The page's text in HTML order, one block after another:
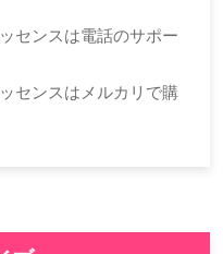
センスは電話のサポー
センスはメルカリで購